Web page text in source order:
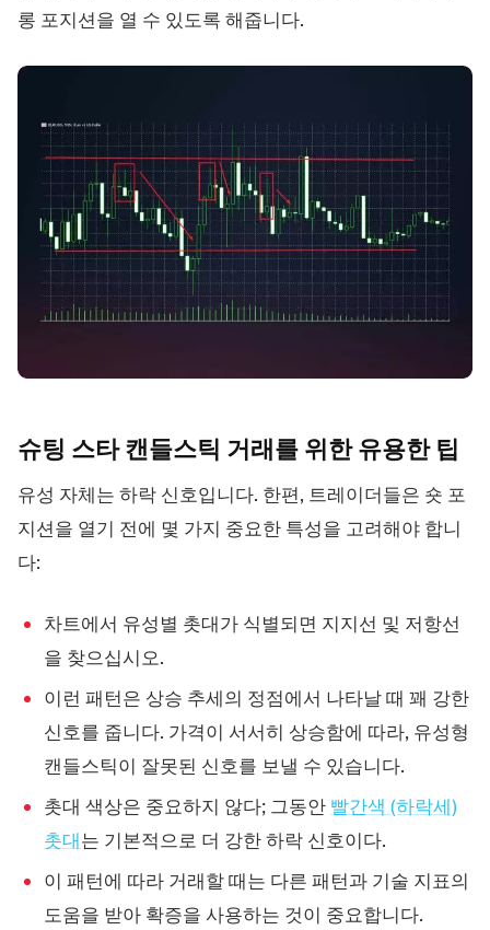
롱 포지션을 열 수 있도록 해줍니다.
슈팅 스타 캔들스틱 거래를 위한 유용한 팁
유성 자체는 하락 신호입니다. 한편, 트레이더들은 숏 포
지션을 열기 전에 몇 가지 중요한 특성을 고려해야 합니
다:
차트에서 유성별 촛대가 식별되면 지지선 및 저항선
을 찾으십시오.
이런 패턴은 상승 추세의 정점에서 나타날 때 꽤 강한
신호를 줍니다. 가격이 서서히 상승함에 따라, 유성형
캔들스틱이 잘못된 신호를 보낼 수 있습니다.
촛대 색상은 중요하지 않다; 그동안 빨간색 (하락세)
촛대는 기본적으로 더 강한 하락 신호이다.
이 패턴에 따라 거래할 때는 다른 패턴과 기술 지표의
도움을 받아 확증을 사용하는 것이 중요합니다.